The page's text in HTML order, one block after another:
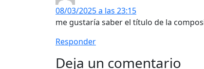
08/03/2025 a las 23:15
me gustaría saber el título de la
Responder
Deja un comentario